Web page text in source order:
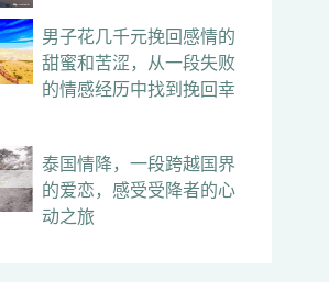
男子花几千元挽回感情的
甜蜜和苦涩，从一段失败
的情感经历中找到挽回幸
泰国情降，一段跨越国界
的爱恋，感受受降者的心
动之旅